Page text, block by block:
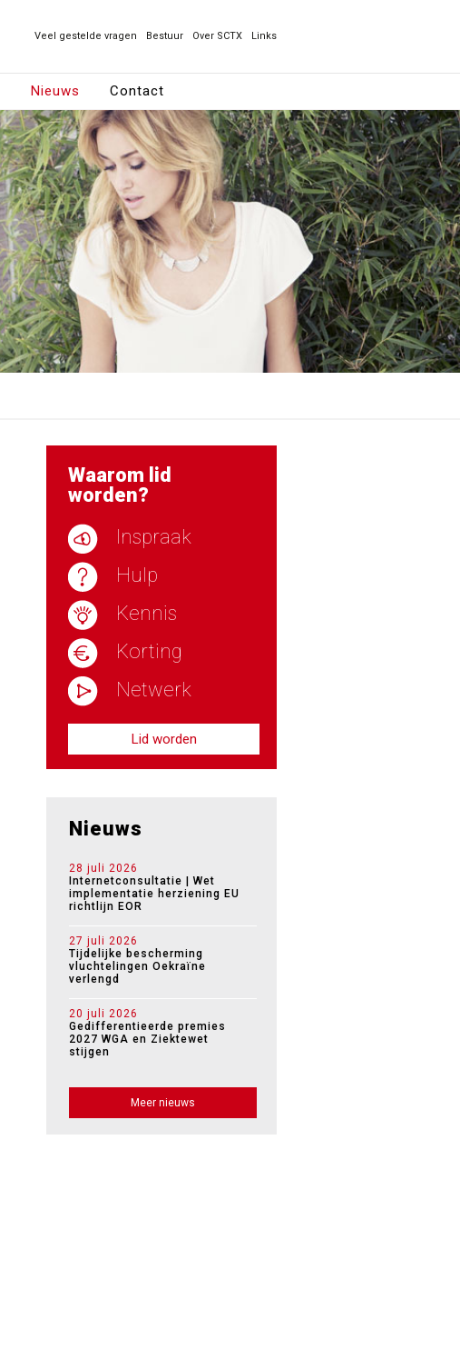
Veel gestelde vragen Bestuur Over SCTX Links
Nieuws Contact
Waarom lid
worden?
Inspraak
Hulp
Kennis
Korting
Netwerk
Lid worden
Nieuws
28 juli 2026
Internetconsultatie | Wet
implementatie herziening EU
richtlijn EOR
27 juli 2026
Tijdelijke bescherming
vluchtelingen Oekraïne
verlengd
20 juli 2026
Gedifferentieerde premies
2027 WGA en Ziektewet
stijgen
Meer nieuws